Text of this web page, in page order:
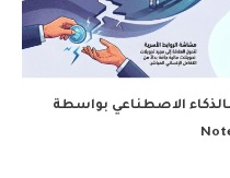
الاصطناعي بواسطة